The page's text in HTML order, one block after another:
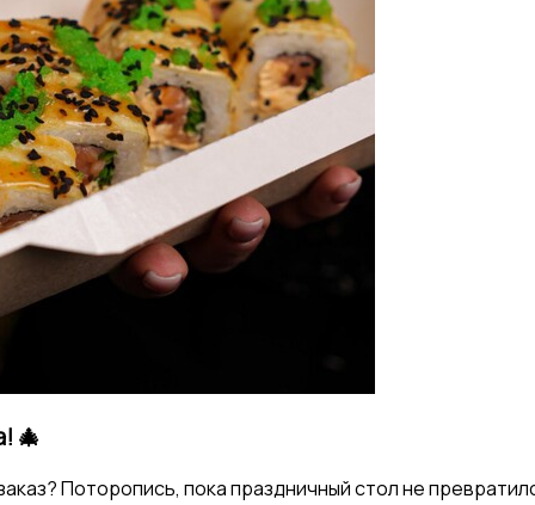
🎄
Поторопись, пока праздничный стол не